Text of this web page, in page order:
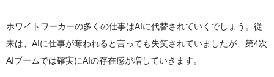
ホワイトワーカーの多くの仕事はAIに代替されていくでしょう。従
来は、AIに仕事が奪われると言っても失笑されていましたが、第4次
AIブームでは確実にAIの存在感が増していきます。